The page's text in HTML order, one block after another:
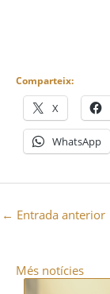
Comparteix:
X
WhatsApp
← Entrada anterior
Més notícies